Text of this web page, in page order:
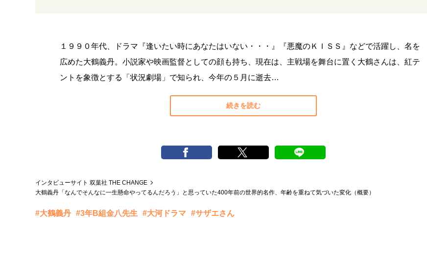
１９９０年代、ドラマ『逢いたい時にあなたはいない・・・』『悪魔のＫＩＳＳ』などで活躍し、名を
広めた大鶴義丹。小説家や映画監督としての顔も持ち、現在は、主戦場を舞台に置く大鶴さんは、紅テ
ントを象徴とする「状況劇場」で知られ、今年の５月に逝去…
続きを読む
インタビューサイト 双葉社 THE CHANGE
大鶴義丹「なんでそんなに一生懸命やってるんだろう」と思っていた400年前の世界的名作、年齢を重ねて気づいた変化（概要）
#大鶴義丹 #3年B組金八先生 #大河ドラマ #サザエさん